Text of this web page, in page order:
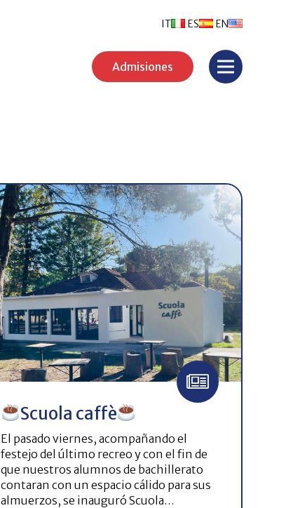
ES EN
IT
Admisiones
Scuola caffè
El pasado viernes, acompañando el
festejo del último recreo y con el fin de
que nuestros alumnos de bachillerato
contaran con un espacio cálido para sus
almuerzos, se inauguró Scuola…